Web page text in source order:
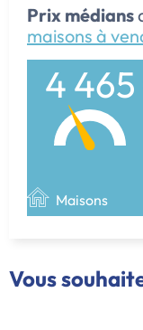
Prix médians
maisons à
4
Maisons
Vous